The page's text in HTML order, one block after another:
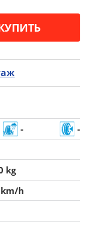
-
-
kg
km/h